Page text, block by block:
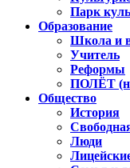
Парк
Образование
Школа и
Учитель
Реформы
ПОЛЁТ
Общество
История
Люди